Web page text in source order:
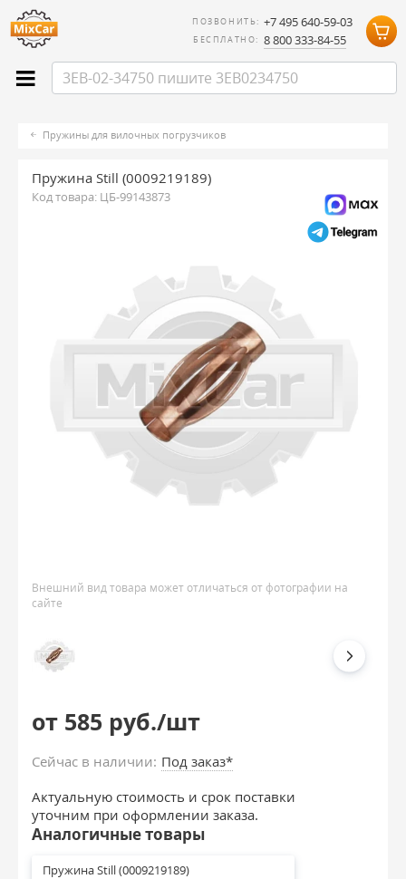
ПОЗВОНИТЬ: +7 495 640-59-03
БЕСПЛАТНО: 8 800 333-84-55
Пружины для вилочных погрузчиков
Пружина Still (0009219189)
Код товара: ЦБ-99143873
Внешний вид товара может отличаться от фотографии на
сайте
от 585 руб./шт
Сейчас в наличии: Под заказ*
Актуальную стоимость и срок поставки
уточним при оформлении заказа.
Аналогичные товары
Пружина Still (0009219189)